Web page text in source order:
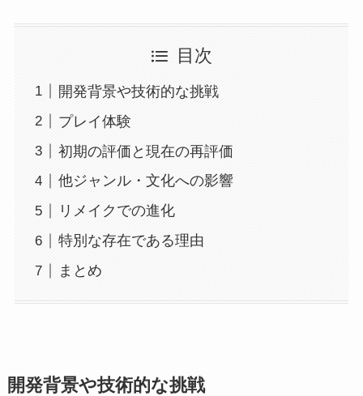
目次
開発背景や技術的な挑戦
プレイ体験
初期の評価と現在の再評価
他ジャンル・文化への影響
リメイクでの進化
特別な存在である理由
まとめ
開発背景や技術的な挑戦